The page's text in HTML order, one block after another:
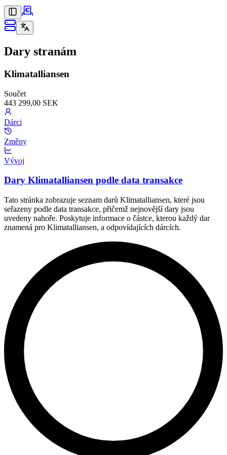
Dary stranám
Klimatalliansen
Součet
443 299,00 SEK
Dárci
Změny
Vývoj
Dary Klimatalliansen podle data transakce
Tato stránka zobrazuje seznam darů Klimatalliansen, které jsou
seřazeny podle data transakce, přičemž nejnovější dary jsou
uvedeny nahoře. Poskytuje informace o částce, kterou každý dar
znamená pro Klimatalliansen, a odpovídajících dárcích.